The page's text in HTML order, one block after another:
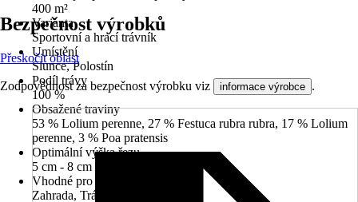
400 m²
Varianta
Sportovní a hrací trávník
Umístění
Slunce, Polostín
Podíl trávy
100 %
Obsažené traviny
53 % Lolium perenne, 27 % Festuca rubra rubra, 17 % Lolium
perenne, 3 % Poa pratensis
Optimální výška řezu
5 cm - 8 cm
Vhodné pro
Zahrada, Trávník
Bezpečnost výrobků
Přeskočit oblast
Zodpovědnost za bezpečnost výrobku viz informace výrobce .